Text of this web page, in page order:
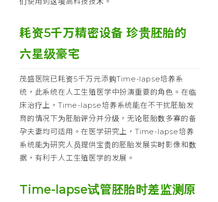
耗资5千万精密设备 珍贵胚胎的
六星级豪宅
茂盛医院已耗资5千万元添购Time-lapse培养系
统，此系统在人工生殖医学中扮演重要的角色。在临
床治疗上，Time-lapse培养系统能在不干扰胚胎发
育的情况下为胚胎评分并分级，无论胚胎数多寡的备
孕夫妻均可适用。在医学研究上，Time-lapse培养
系统能为研究人员提供宝贵的胚胎发展实时影像和数
据，有利于人工生殖医学的发展。
Time-lapse试管胚胎时差监测原